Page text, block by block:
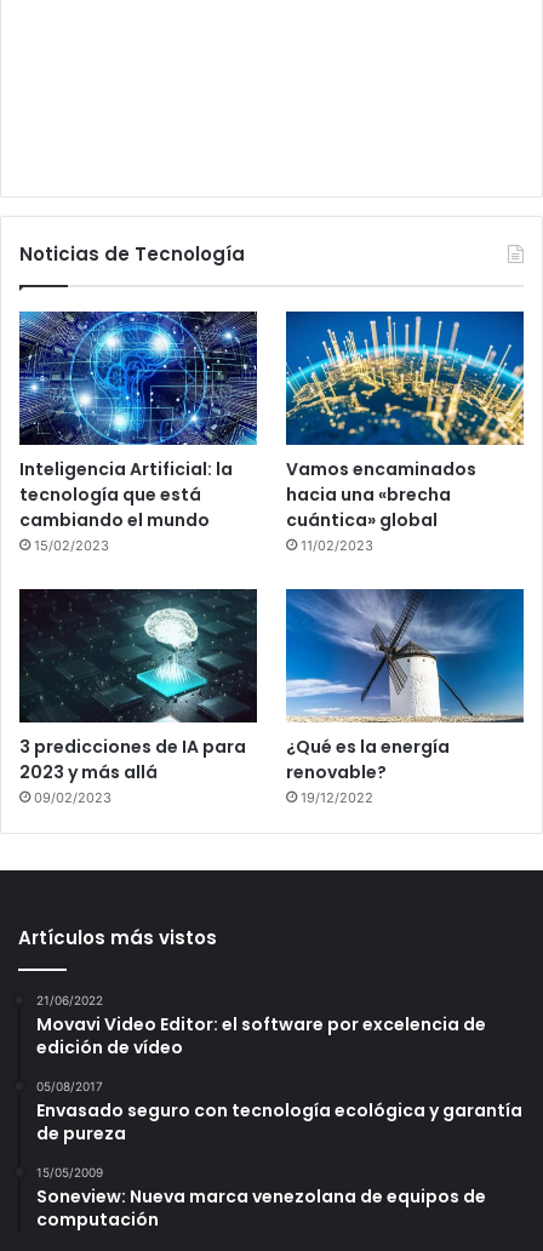
Noticias de Tecnología
Inteligencia Artificial: la
tecnología que está
cambiando el mundo
15/02/2023
Vamos encaminados
hacia una «brecha
cuántica» global
11/02/2023
3 predicciones de IA para
2023 y más allá
09/02/2023
¿Qué es la energía
renovable?
19/12/2022
Artículos más vistos
21/06/2022
Movavi Video Editor: el software por excelencia de
edición de vídeo
05/08/2017
Envasado seguro con tecnología ecológica y garantía
de pureza
15/05/2009
Soneview: Nueva marca venezolana de equipos de
computación